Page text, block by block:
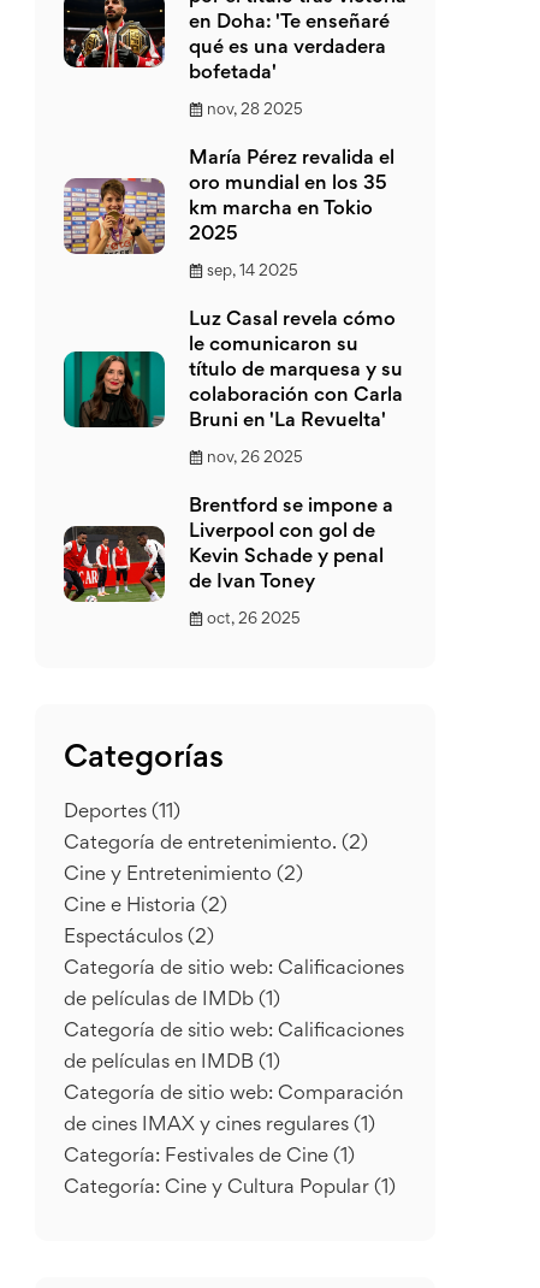
en Doha: 'Te enseñaré
qué es una verdadera
bofetada'
nov, 28 2025
María Pérez revalida el
oro mundial en los 35
km marcha en Tokio
2025
sep, 14 2025
Luz Casal revela cómo
le comunicaron su
título de marquesa y su
colaboración con Carla
Bruni en 'La Revuelta'
nov, 26 2025
Brentford se impone a
Liverpool con gol de
Kevin Schade y penal
de Ivan Toney
oct, 26 2025
Categorías
Deportes (11)
Categoría de entretenimiento. (2)
Cine y Entretenimiento (2)
Cine e Historia (2)
Espectáculos (2)
Categoría de sitio web: Calificaciones
de películas de IMDb (1)
Categoría de sitio web: Calificaciones
de películas en IMDB (1)
Categoría de sitio web: Comparación
de cines IMAX y cines regulares (1)
Categoría: Festivales de Cine (1)
Categoría: Cine y Cultura Popular (1)